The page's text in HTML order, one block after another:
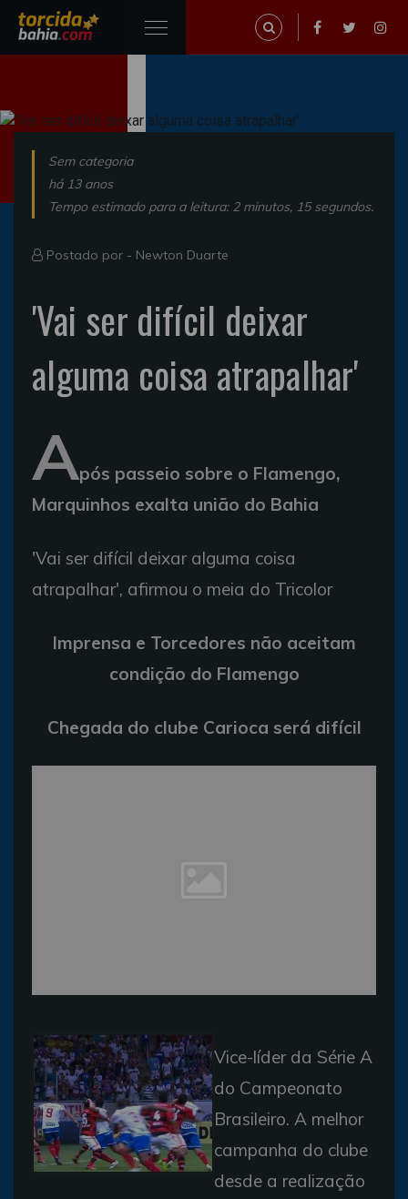
Sem categoria
há 13 anos
Tempo estimado para a leitura: 2 minutos, 15 segundos.
Postado por - Newton Duarte
'Vai ser difícil deixar
alguma coisa atrapalhar'
Após passeio sobre o Flamengo,
Marquinhos exalta união do Bahia
'Vai ser difícil deixar alguma coisa
atrapalhar', afirmou o meia do Tricolor
Imprensa e Torcedores não aceitam
condição do Flamengo
Chegada do clube Carioca será difícil
Vice-líder da Série A
do Campeonato
Brasileiro. A melhor
campanha do clube
desde a realização